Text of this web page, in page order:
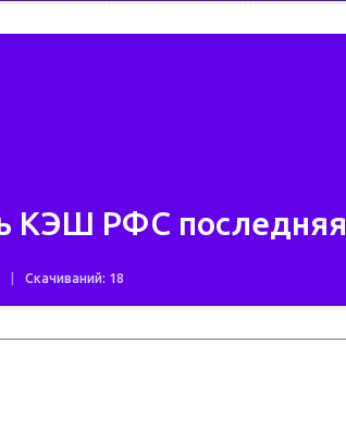
КЭШ РФС последняя
Скачиваний: 18